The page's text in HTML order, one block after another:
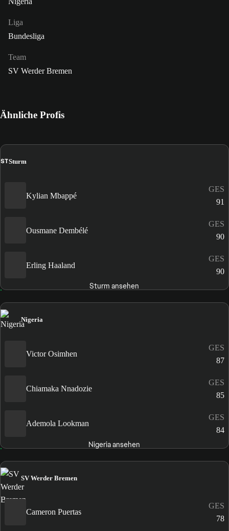
Liga
Bundesliga
Team
SV Werder Bremen
Ähnliche Profis
STSturm
Kylian Mbappé
GES
91
Ousmane Dembélé
GES
90
Erling Haaland
GES
90
Sturm ansehen
Nigeria
Victor Osimhen
GES
87
Chiamaka Nnadozie
GES
85
Ademola Lookman
GES
84
Nigeria ansehen
SV Werder Bremen
Cameron Puertas
GES
78